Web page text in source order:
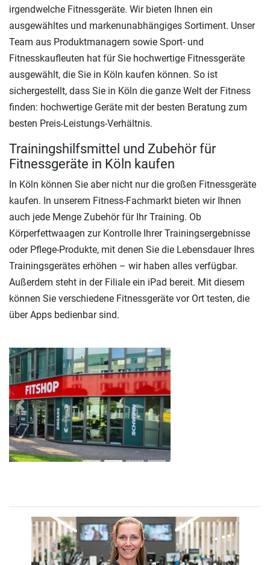
irgendwelche Fitnessgeräte. Wir bieten Ihnen ein
ausgewähltes und markenunabhängiges Sortiment. Unser
Team aus Produktmanagern sowie Sport- und
Fitnesskaufleuten hat für Sie hochwertige Fitnessgeräte
ausgewählt, die Sie in Köln kaufen können. So ist
sichergestellt, dass Sie in Köln die ganze Welt der Fitness
finden: hochwertige Geräte mit der besten Beratung zum
besten Preis-Leistungs-Verhältnis.
Trainingshilfsmittel und Zubehör für
Fitnessgeräte in Köln kaufen
In Köln können Sie aber nicht nur die großen Fitnessgeräte
kaufen. In unserem Fitness-Fachmarkt bieten wir Ihnen
auch jede Menge Zubehör für Ihr Training. Ob
Körperfettwaagen zur Kontrolle Ihrer Trainingsergebnisse
oder Pflege-Produkte, mit denen Sie die Lebensdauer Ihres
Trainingsgerätes erhöhen – wir haben alles verfügbar.
Außerdem steht in der Filiale ein iPad bereit. Mit diesem
können Sie verschiedene Fitnessgeräte vor Ort testen, die
über Apps bedienbar sind.
Previous